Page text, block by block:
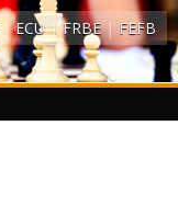
| ECU| FRBE| FEFB